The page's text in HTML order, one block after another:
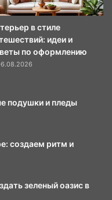
в стиле
идеи и
по оформлению
подушки и пледы
создаем ритм и
зеленый оазис в